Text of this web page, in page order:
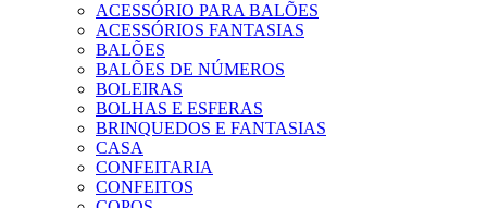
ACESSÓRIO PARA BALÕES
ACESSÓRIOS FANTASIAS
BALÕES
BALÕES DE NÚMEROS
BOLEIRAS
BOLHAS E ESFERAS
BRINQUEDOS E FANTASIAS
CASA
CONFEITARIA
CONFEITOS